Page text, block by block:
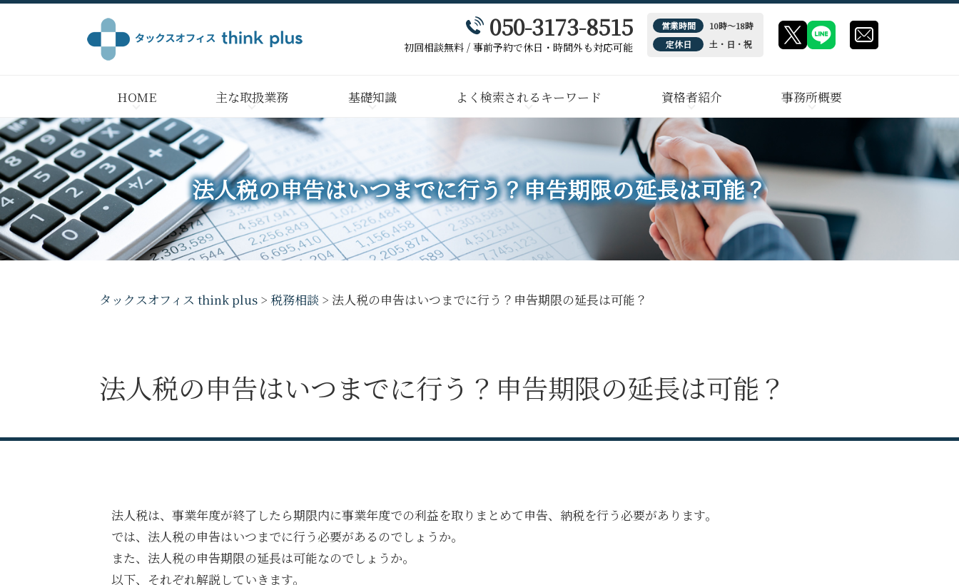
法人税の申告はいつまでに行う？申告期限の延長は可能？
050-3173-8515
初回相談無料 / 事前予約で休日・時間外も対応可能
営業時間
10時～18時
定休日
土・日・祝
HOME 主な取扱業務 基礎知識 よく検索されるキーワード 資格者紹介 事務所概要
タックスオフィス think plus > 税務相談 > 法人税の申告はいつまでに行う？申告期限の延長は可能？
法人税の申告はいつまでに行う？申告期限の延長は可能？
法人税は、事業年度が終了したら期限内に事業年度での利益を取りまとめて申告、納税を行う必要があります。
では、法人税の申告はいつまでに行う必要があるのでしょうか。
また、法人税の申告期限の延長は可能なのでしょうか。
以下、それぞれ解説していきます。